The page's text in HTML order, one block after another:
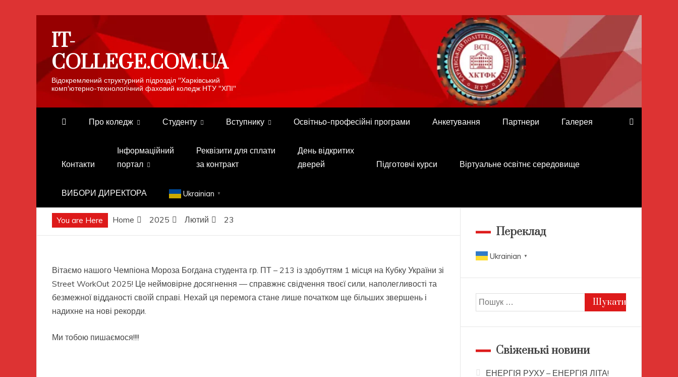
contentIT-
COLLEGE.COM.UA
Відокремлений структурний підрозділ "Харківський
комп'ютерно-технологічний фаховий коледж НТУ "ХПІ"
Про коледж Студенту Вступнику Освітньо-професійні програми Анкетування Партнери Галерея
Контакти
Інформаційний
портал
Реквізити для сплати
за контракт
День відкритих
дверей
Підготовчі курси Віртуальне освітнє середовище
ВИБОРИ ДИРЕКТОРА Ukrainian ▼
You are Here Home 2025 Лютий 23
Вітаємо нашого Чемпіона Мороза Богдана студента гр. ПТ – 213 із здобуттям 1 місця на Кубку України зі
Street WorkOut 2025! Це неймовірне досягнення — справжнє свідчення твоєї сили, наполегливості та
безмежної відданості своїй справі. Нехай ця перемога стане лише початком ще більших звершень і
надихне на нові рекорди.
Ми тобою пишаємося!!!!
Переклад
Ukrainian ▼
Пошук:
Свіженькі новини
ЕНЕРГІЯ РУХУ – ЕНЕРГІЯ ЛІТА!